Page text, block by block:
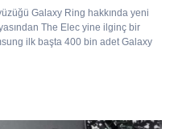
Galaxy Ring hakkında yeni
The Elec yine ilginç bir
ilk başta 400 bin adet Galaxy